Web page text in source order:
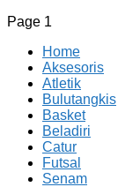
Page 1
Home
Aksesoris
Atletik
Bulutangkis
Basket
Beladiri
Catur
Futsal
Senam